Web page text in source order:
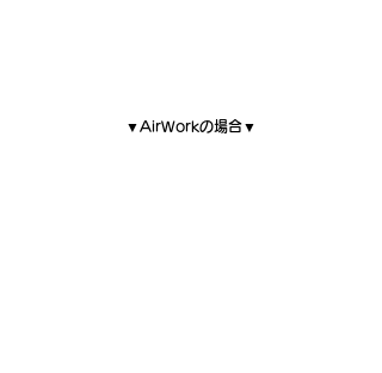
▼AirWorkの場合▼